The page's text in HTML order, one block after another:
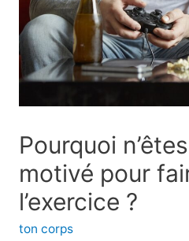
Pourquoi
motivé pour
l’exercice ?
ton corps